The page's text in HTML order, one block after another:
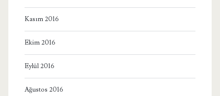
Kasım 2016
Ekim 2016
Eylül 2016
Ağustos 2016